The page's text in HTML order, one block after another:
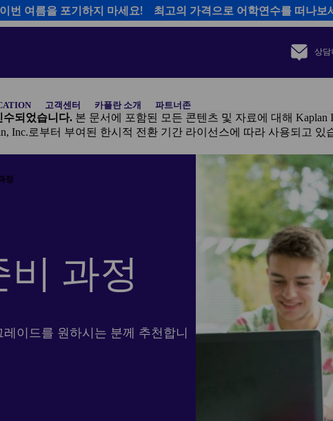
상담
고객센터 카플란 소개 파트너존
수되었습니다. 본 문서에 포함된 모든 콘텐츠 및 자료에 대해
Inc.로부터 부여된 한시적 전환 기간 라이선스에 따라 사용되고 있
이번 여름을 포기하지 마세요! 최고의 가격으로 어학연수를 떠나보
정
과정
이드를 원하시는 분께 추천합니